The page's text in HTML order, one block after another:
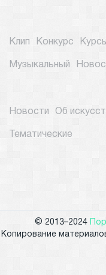
Клип Конкурс
Музыкальный
Новости Об
Тематические
© 2013–2024
Копирование